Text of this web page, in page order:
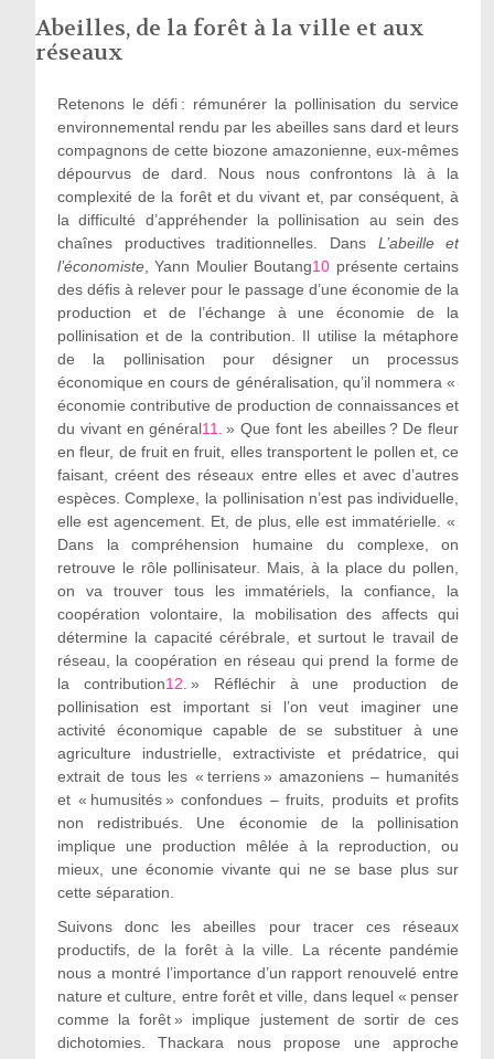
Abeilles, de la forêt à la ville et aux
réseaux
Retenons le défi : rémunérer la pollinisation du service
environnemental rendu par les abeilles sans dard et leurs
compagnons de cette biozone amazonienne, eux-mêmes
dépourvus de dard. Nous nous confrontons là à la
complexité de la forêt et du vivant et, par conséquent, à
la difficulté d’appréhender la pollinisation au sein des
chaînes productives traditionnelles. Dans L’abeille et
l’économiste, Yann Moulier Boutang10 présente certains
des défis à relever pour le passage d’une économie de la
production et de l’échange à une économie de la
pollinisation et de la contribution. Il utilise la métaphore
de la pollinisation pour désigner un processus
économique en cours de généralisation, qu’il nommera «
économie contributive de production de connaissances et
du vivant en général11
. » Que font les abeilles ? De fleur
en fleur, de fruit en fruit, elles transportent le pollen et, ce
faisant, créent des réseaux entre elles et avec d’autres
espèces. Complexe, la pollinisation n’est pas individuelle,
elle est agencement. Et, de plus, elle est immatérielle. «
Dans la compréhension humaine du complexe, on
retrouve le rôle pollinisateur. Mais, à la place du pollen,
on va trouver tous les immatériels, la confiance, la
coopération volontaire, la mobilisation des affects qui
détermine la capacité cérébrale, et surtout le travail de
réseau, la coopération en réseau qui prend la forme de
la contribution12 . » Réfléchir à une production de
pollinisation est important si l’on veut imaginer une
activité économique capable de se substituer à une
agriculture industrielle, extractiviste et prédatrice, qui
extrait de tous les « terriens » amazoniens – humanités
et « humusités » confondues – fruits, produits et profits
non redistribués. Une économie de la pollinisation
implique une production mêlée à la reproduction, ou
mieux, une économie vivante qui ne se base plus sur
cette séparation.
Suivons donc les abeilles pour tracer ces réseaux
productifs, de la forêt à la ville. La récente pandémie
nous a montré l’importance d’un rapport renouvelé entre
nature et culture, entre forêt et ville, dans lequel « penser
comme la forêt » implique justement de sortir de ces
dichotomies. Thackara nous propose une approche